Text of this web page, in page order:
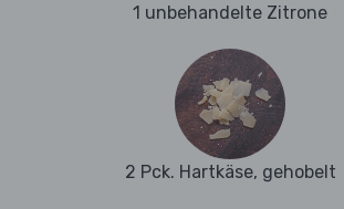
1 unbehandelte Zitrone
2 Pck. Hartkäse, gehobelt